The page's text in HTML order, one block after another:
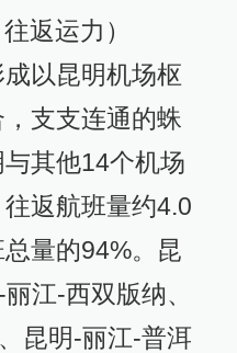
返运力）
以昆明机场枢
支支连通的蛛
其他14个机场
返航班量约4.0
量的94%。昆
江-西双版纳、
昆明-丽江-普洱